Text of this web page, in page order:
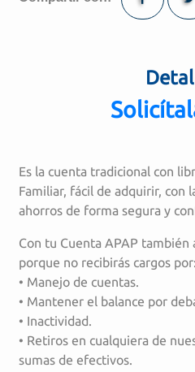
Es la cuenta tradicional con
Familiar, fácil de adquirir, con
ahorros de forma segura y
Con tu Cuenta APAP también
porque no recibirás cargos por:
• Manejo de cuentas.
• Mantener el balance por
• Inactividad.
• Retiros en cualquiera de
sumas de efectivos.